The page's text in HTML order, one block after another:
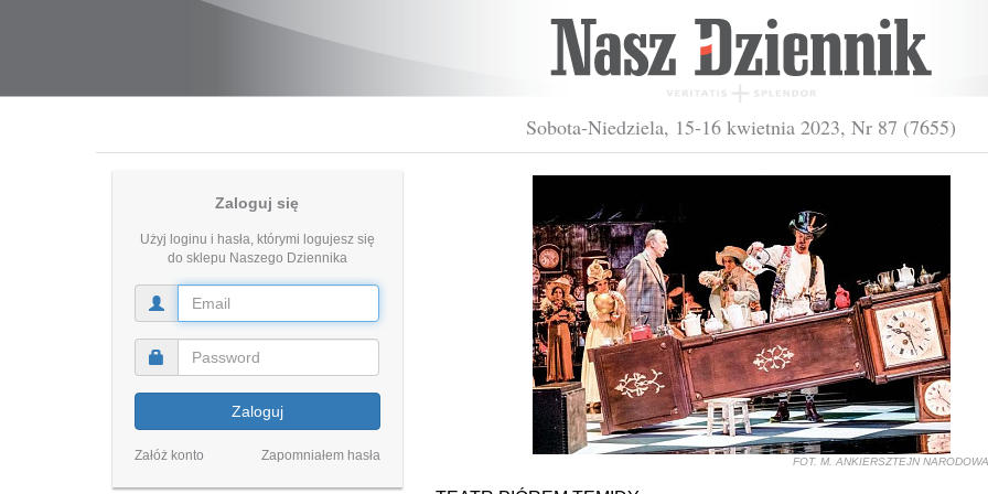
Sobota-Niedziela, 15-16 kwietnia 2023, Nr 87 (7655)
Zaloguj się
Użyj loginu i hasła, którymi logujesz się
do sklepu Naszego Dziennika
Zaloguj
Załóż konto Zapomniałem hasła FOT. M. ANKIERSZTEJN NARODOWA